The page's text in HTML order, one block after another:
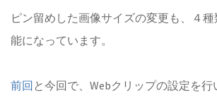
ピン留めした画像サイズの変更も、４
能になっています。
前回 と今回で、Webクリップの設定を行